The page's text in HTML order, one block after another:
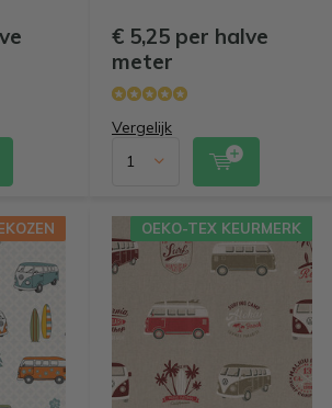
€ 5,25 per halve
meter
Vergelijk
OEKO-TEX KEURMERK